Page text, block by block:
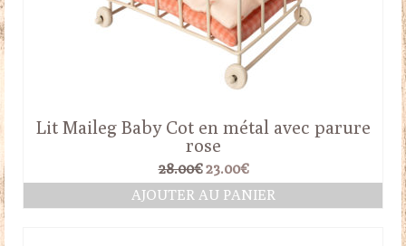
Lit Maileg Baby Cot en métal avec parure
rose
28.00€ Le
prix
initial
23.00€Le
prix
actuel
AJOUTER AU PANIER